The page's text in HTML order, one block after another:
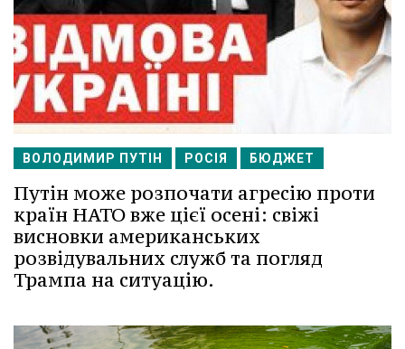
ВОЛОДИМИР ПУТІН РОСІЯ БЮДЖЕТ
Путін може розпочати агресію проти
країн НАТО вже цієї осені: свіжі
висновки американських
розвідувальних служб та погляд
Трампа на ситуацію.